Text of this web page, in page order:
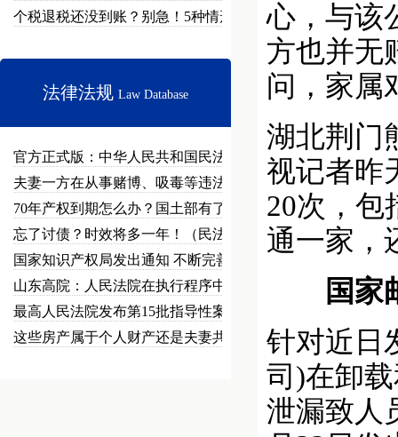
个税退税还没到账？别急！5种情形…
法律法规 Law Database
官方正式版：中华人民共和国民法总…
夫妻一方在从事赌博、吸毒等违法犯…
70年产权到期怎么办？国土部有了…
忘了讨债？时效将多一年！（民法草…
国家知识产权局发出通知 不断完善…
山东高院：人民法院在执行程序中可…
最高人民法院发布第15批指导性案…
这些房产属于个人财产还是夫妻共同…
心，与该
方也并无
问，家属
湖北荆门
视记者昨
20次，包
通一家，
国家邮
针对近日
司)在卸
泄漏致人